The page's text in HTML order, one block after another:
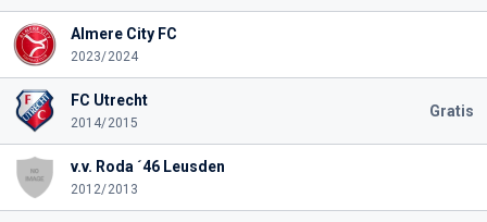
Almere City FC
2023/2024
FC Utrecht
2014/2015
Gratis
v.v. Roda ´46 Leusden
2012/2013